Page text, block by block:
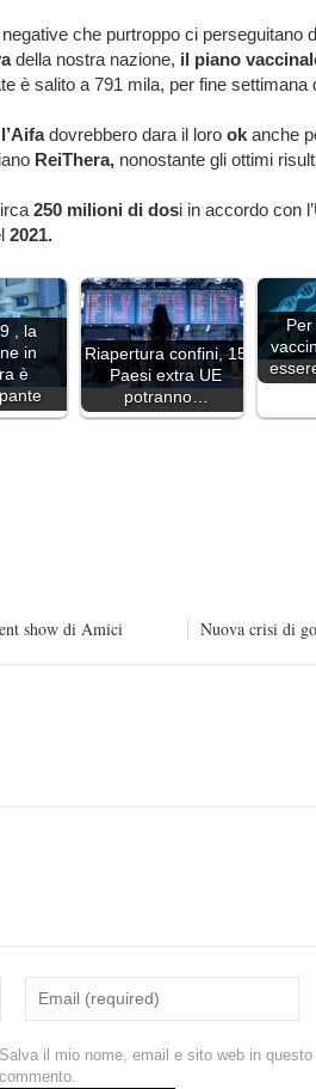
che purtroppo ci perseguitano
della nostra nazione, il piano
è salito a 791 mila, per fine
dovrebbero dara il loro ok anche
ReiThera, nonostante gli ottimi
250 milioni di dosi in accordo con
2021.
, la
in
è
Riapertura confini, 15
Paesi extra UE
potranno…
show di Amici Nuova crisi di
Salva il mio nome, email e sito web in
commento.